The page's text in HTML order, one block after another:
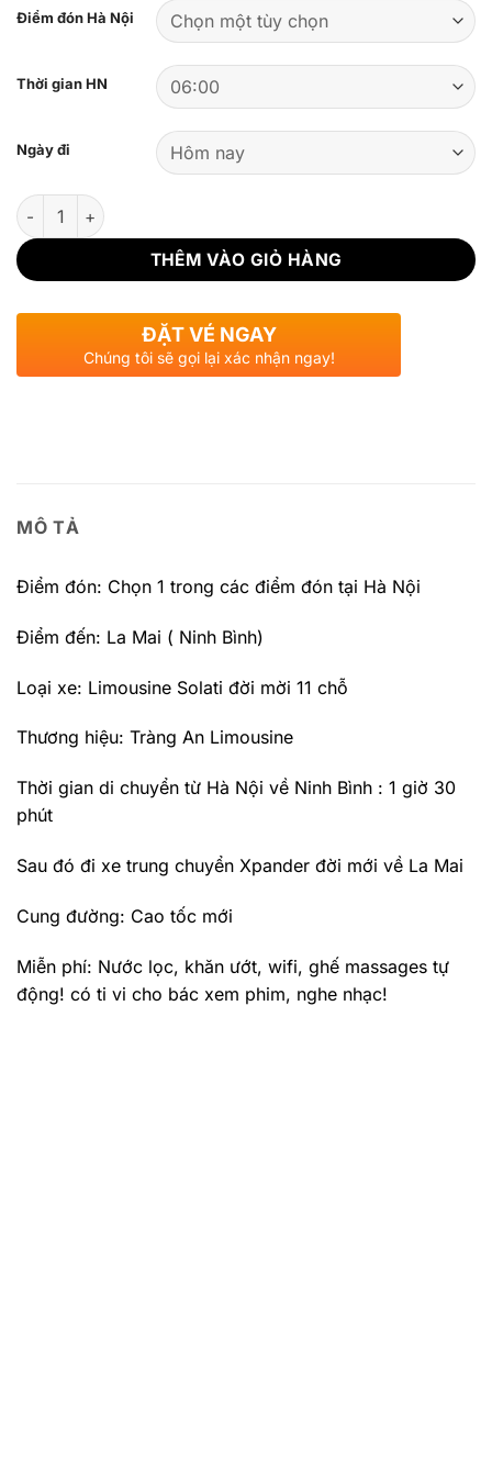
Điểm đón Hà Nội
Thời gian HN
Ngày đi
Số lượng
THÊM VÀO GIỎ HÀNG
ĐẶT VÉ NGAY
Chúng tôi sẽ gọi lại xác nhận ngay!
MÔ TẢ
Điểm đón: Chọn 1 trong các điểm đón tại Hà Nội
Điểm đến: La Mai ( Ninh Bình)
Loại xe: Limousine Solati đời mời 11 chỗ
Thương hiệu: Tràng An Limousine
Thời gian di chuyển từ Hà Nội về Ninh Bình : 1 giờ 30
phút
Sau đó đi xe trung chuyển Xpander đời mới về La Mai
Cung đường: Cao tốc mới
Miễn phí: Nước lọc, khăn ướt, wifi, ghế massages tự
động! có ti vi cho bác xem phim, nghe nhạc!